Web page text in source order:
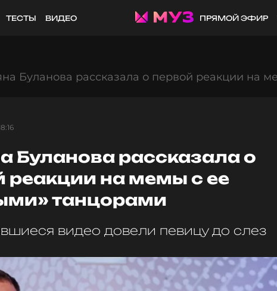
ТЕСТЫ ВИДЕО ПРЯМОЙ ЭФИР
Буланова рассказала о первой реакции на
Буланова рассказала о
реакции на мемы с ее
танцорами
видео довели певицу до слез